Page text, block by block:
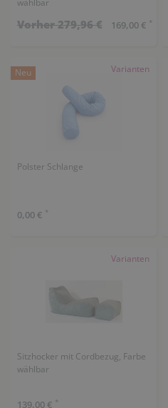
Vorher 279,96 € 169,00 € *
Varianten
Neu
Polster Schlange
0,00 € *
Varianten
Sitzhocker mit Cordbezug, Farbe
wählbar
139,00 € *